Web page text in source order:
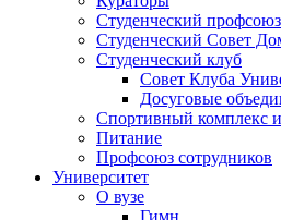
Студенческий профсоюз
Студенческий Совет
Студенческий клуб
Совет Клуба
Досуговые
Спортивный комплекс
Питание
Профсоюз сотрудников
Университет
О вузе
Гимн